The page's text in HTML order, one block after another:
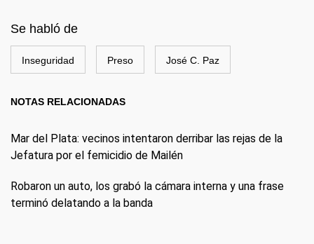
Se habló de
Inseguridad Preso José C. Paz
NOTAS RELACIONADAS
Mar del Plata: vecinos intentaron derribar las rejas de la
Jefatura por el femicidio de Mailén
Robaron un auto, los grabó la cámara interna y una frase
terminó delatando a la banda